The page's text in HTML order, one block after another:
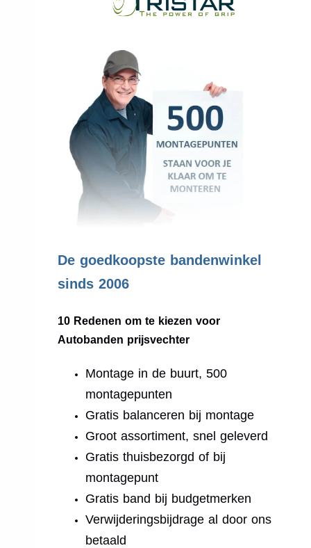
De goedkoopste bandenwinkel
sinds 2006
10 Redenen om te kiezen voor
Autobanden prijsvechter
Montage in de buurt, 500
montagepunten
Gratis balanceren bij montage
Groot assortiment, snel geleverd
Gratis thuisbezorgd of bij
montagepunt
Gratis band bij budgetmerken
Verwijderingsbijdrage al door ons
betaald